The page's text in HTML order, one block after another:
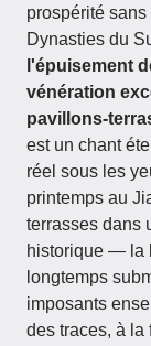
prospérité
Dynasties du
l'épuisement
vénération
pavillons-
est un chant
réel sous les
printemps au
terrasses dans
historique — la
longtemps
imposants
des traces, à la